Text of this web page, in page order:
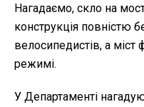
Нагадаємо, скло на
конструкція повністю
велосипедистів, а
режимі.
У Департаменті